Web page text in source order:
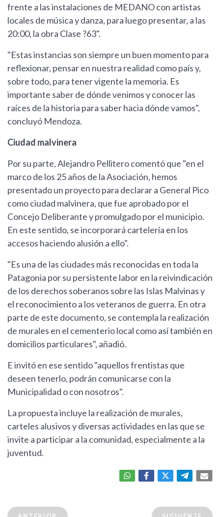
frente a las instalaciones de MEDANO con artistas
locales de música y danza, para luego presentar, a las
20:00, la obra Clase ?63".
"Estas instancias son siempre un buen momento para
reflexionar, pensar en nuestra realidad como país y,
sobre todo, para tener vigente la memoria. Es
importante saber de dónde venimos y conocer las
raíces de la historia para saber hacia dónde vamos",
concluyó Mendoza.
Ciudad malvinera
Por su parte, Alejandro Pellitero comentó que "en el
marco de los 25 años de la Asociación, hemos
presentado un proyecto para declarar a General Pico
como ciudad malvinera, que fue aprobado por el
Concejo Deliberante y promulgado por el municipio.
En este sentido, se incorporará cartelería en los
accesos haciendo alusión a ello".
"Es una de las ciudades más reconocidas en toda la
Patagonia por su persistente labor en la reivindicación
de los derechos soberanos sobre las Islas Malvinas y
el reconocimiento a los veteranos de guerra. En otra
parte de este documento, se contempla la realización
de murales en el cementerio local como así también en
domicilios particulares", añadió.
E invitó en ese sentido "aquellos frentistas que
deseen tenerlo, podrán comunicarse con la
Municipalidad o con nosotros".
La propuesta incluye la realización de murales,
carteles alusivos y diversas actividades en las que se
invite a participar a la comunidad, especialmente a la
juventud.